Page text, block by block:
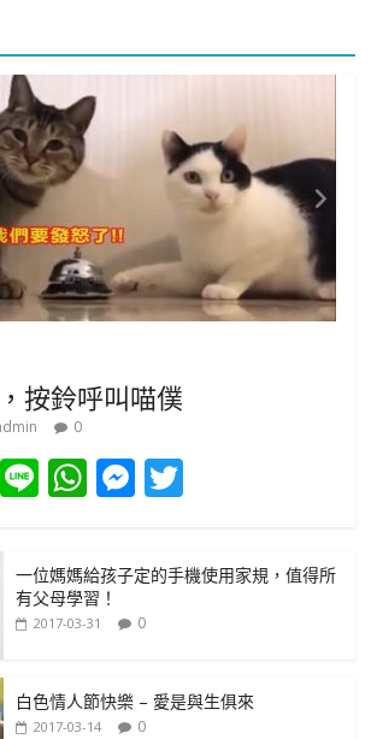
按鈴呼叫喵僕
0
Li
e
W
at
s
A
p
M
ss
e
n
er
itt
er
一位媽媽給孩子定的手機使用家規，值得所
有父母學習！
2017-03-31 0
白色情人節快樂 – 愛是與生俱來
2017-03-14 0